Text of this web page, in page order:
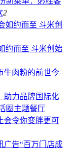
2
约而至 斗米创始
牛肉粉的前世今
助力品牌国际化
圈主题餐厅
会令你变胖更可
广告“百万门店成